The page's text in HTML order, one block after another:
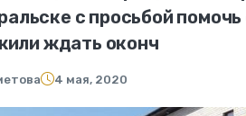
с просьбой
ждать оконч
4 мая, 2020